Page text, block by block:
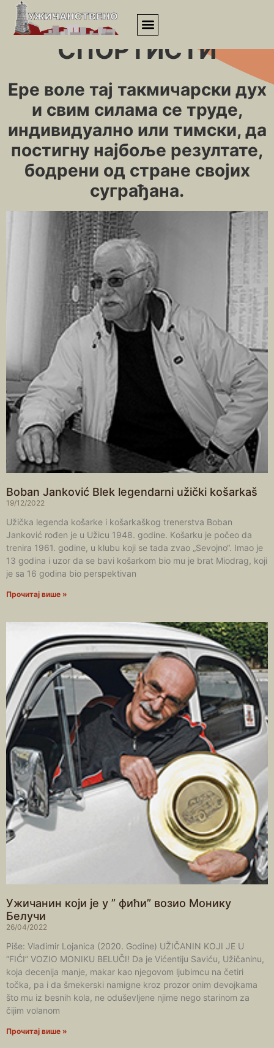
Почетна Личности Спортисти
СПОРТИСТИ
Ере воле тај такмичарски дух
и свим силама се труде,
индивидуално или тимски, да
постигну најбоље резултате,
бодрени од стране својих
суграђана.
Boban Janković Blek legendarni užički košarkaš
19/12/2022
Užička legenda košarke i košarkaškog trenerstva Boban
Janković rođen je u Užicu 1948. godine. Кošarku je počeo da
trenira 1961. godine, u klubu koji se tada zvao „Sevojno“. Imao je
13 godina i uzor da se bavi košarkom bio mu je brat Miodrag, koji
je sa 16 godina bio perspektivan
Прочитај више »
Ужичанин који је у ” фићи” возио Монику
Белучи
26/04/2022
Piše: Vladimir Lojanica (2020. Godine) UŽIČANIN KOJI JE U
“FIĆI” VOZIO MONIKU BELUČI! Da je Vićentiju Saviću, Užičaninu,
koja decenija manje, makar kao njegovom ljubimcu na četiri
točka, pa i da šmekerski namigne kroz prozor onim devojkama
što mu iz besnih kola, ne oduševljene njime nego starinom za
čijim volanom
Прочитај више »